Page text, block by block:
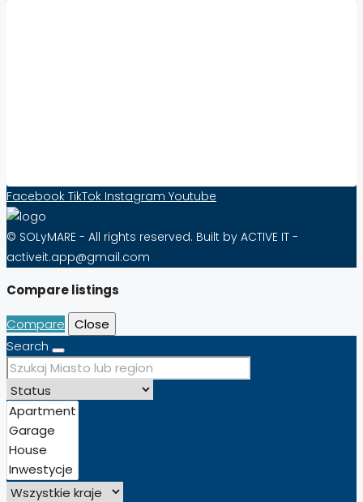
Facebook TikTok Instagram Youtube
© SOLyMARE - All rights reserved. Built by ACTIVE IT -
activeit.app@gmail.com
Compare listings
Compare
Close
Search